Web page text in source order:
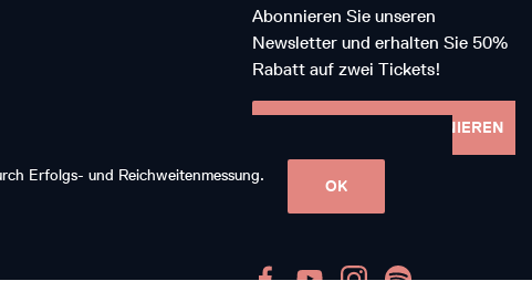
Abonnieren Sie unseren
Newsletter und erhalten Sie 50%
Rabatt auf zwei Tickets!
NEWSLETTER ABONNIEREN
Erfolgs- und Reichweitenmessung.
OK